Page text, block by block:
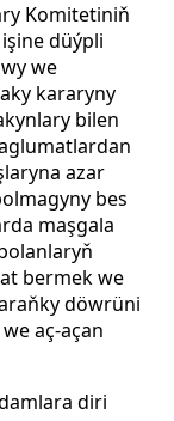
Komitetiniň
düýpli
we
kararyny
bilen
azar
bes
maşgala
bermek we
döwrüni
aç-açan
diri